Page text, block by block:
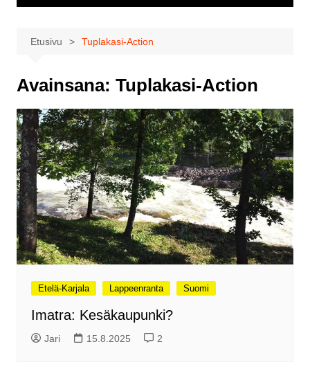
Etusivu Tuplakasi-Action
Avainsana: Tuplakasi-Action
Etelä-Karjala Lappeenranta Suomi
Imatra: Kesäkaupunki?
Jari 15.8.2025 2